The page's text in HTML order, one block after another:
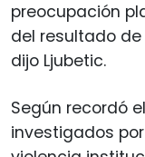
preocupación
del resultado
dijo Ljubetic.
Según recordó
investigados